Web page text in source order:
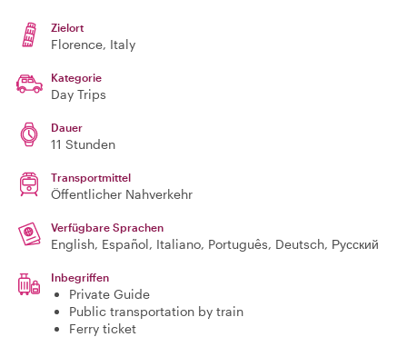
Zielort
Florence, Italy
Kategorie
Day Trips
Dauer
11 Stunden
Transportmittel
Öffentlicher Nahverkehr
Verfügbare Sprachen
English, Español, Italiano, Português, Deutsch, Русский
Inbegriffen
Private Guide
Public transportation by train
Ferry ticket